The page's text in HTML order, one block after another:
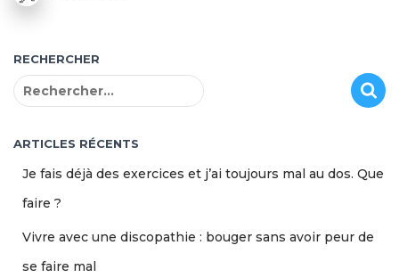
RECHERCHER
R
h
ARTICLES RÉCENTS
Je fais déjà des exercices et j’ai toujours mal au dos. Que
faire ?
Vivre avec une discopathie : bouger sans avoir peur de
se faire mal